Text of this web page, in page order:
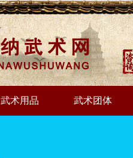
武术用品 武术团体